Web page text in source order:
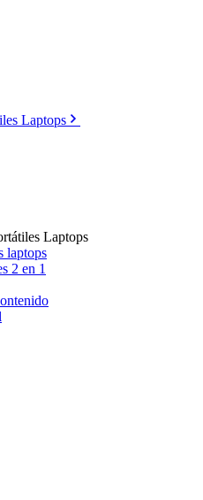
Laptops
Laptops
laptops
2 en 1